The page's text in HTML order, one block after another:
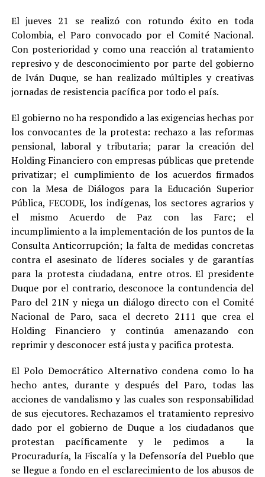
El jueves 21 se realizó con rotundo éxito en toda
Colombia, el Paro convocado por el Comité Nacional.
Con posterioridad y como una reacción al tratamiento
represivo y de desconocimiento por parte del gobierno
de Iván Duque, se han realizado múltiples y creativas
jornadas de resistencia pacífica por todo el país.
El gobierno no ha respondido a las exigencias hechas por
los convocantes de la protesta: rechazo a las reformas
pensional, laboral y tributaria; parar la creación del
Holding Financiero con empresas públicas que pretende
privatizar; el cumplimiento de los acuerdos firmados
con la Mesa de Diálogos para la Educación Superior
Pública, FECODE, los indígenas, los sectores agrarios y
el mismo Acuerdo de Paz con las Farc; el
incumplimiento a la implementación de los puntos de la
Consulta Anticorrupción; la falta de medidas concretas
contra el asesinato de líderes sociales y de garantías
para la protesta ciudadana, entre otros. El presidente
Duque por el contrario, desconoce la contundencia del
Paro del 21N y niega un diálogo directo con el Comité
Nacional de Paro, saca el decreto 2111 que crea el
Holding Financiero y continúa amenazando con
reprimir y desconocer está justa y pacifica protesta.
El Polo Democrático Alternativo condena como lo ha
hecho antes, durante y después del Paro, todas las
acciones de vandalismo y las cuales son responsabilidad
de sus ejecutores. Rechazamos el tratamiento represivo
dado por el gobierno de Duque a los ciudadanos que
protestan pacíficamente y le pedimos a la
Procuraduría, la Fiscalía y la Defensoría del Pueblo que
se llegue a fondo en el esclarecimiento de los abusos de